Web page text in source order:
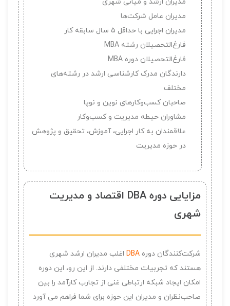
مدیران عامل شرکت‌ها
مدیران اجرایی با حداقل ۵ سال سابقه کار
فارغ‌التحصیلان رشته MBA
فارغ‌التحصیلان دوره MBA
دارندگان مدرک کارشناسی ارشد در رشته‌های
مختلف
صاحبان کسب‌وکارهای نوین و نوپا
مشاوران حیطه مدیریت و کسب‌وکار
علاقمندان به کار اجرایی، آموزش، تحقیق و پژوهش
در حوزه مدیریت
مزایایی دوره DBA اقتصاد و مدیریت
شهری
شرکت‌کنندگان دوره DBA اغلب مدیران ارشد شهری
هستند که تجربیات مختلفی دارند. از این رو، این دوره
امکان ایجاد شبکه ارتباطی غنی از تجارب کارآمد را بین
صاحب‌نظران و مدیران این حوزه برای شما فراهم می آورد